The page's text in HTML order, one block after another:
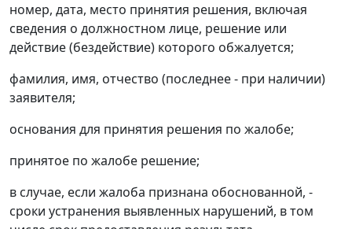
номер, дата, место принятия решения, включая
сведения о должностном лице, решение или
действие (бездействие) которого обжалуется;
фамилия, имя, отчество (последнее - при наличии)
заявителя;
основания для принятия решения по жалобе;
принятое по жалобе решение;
в случае, если жалоба признана обоснованной, -
сроки устранения выявленных нарушений, в том